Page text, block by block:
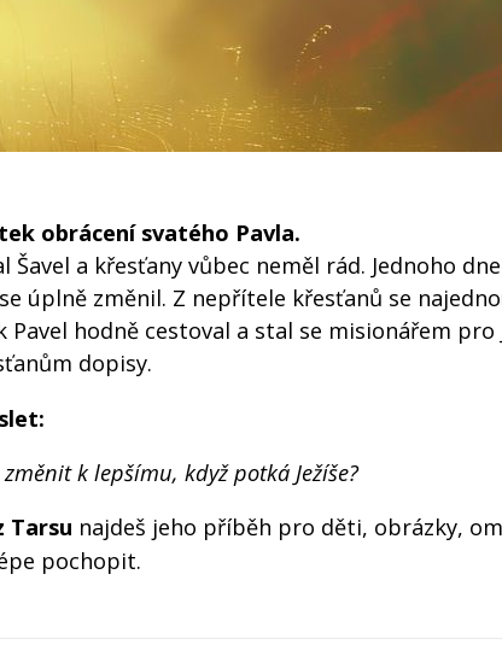
obrácení svatého Pavla.
Šavel a křesťany vůbec neměl rád. Jednoho
úplně změnil. Z nepřítele křesťanů se
hodně cestoval a stal se misionářem pro
dopisy.
k lepšímu, když potká Ježíše?
Tarsu najdeš jeho příběh pro děti, obrázky,
pochopit.